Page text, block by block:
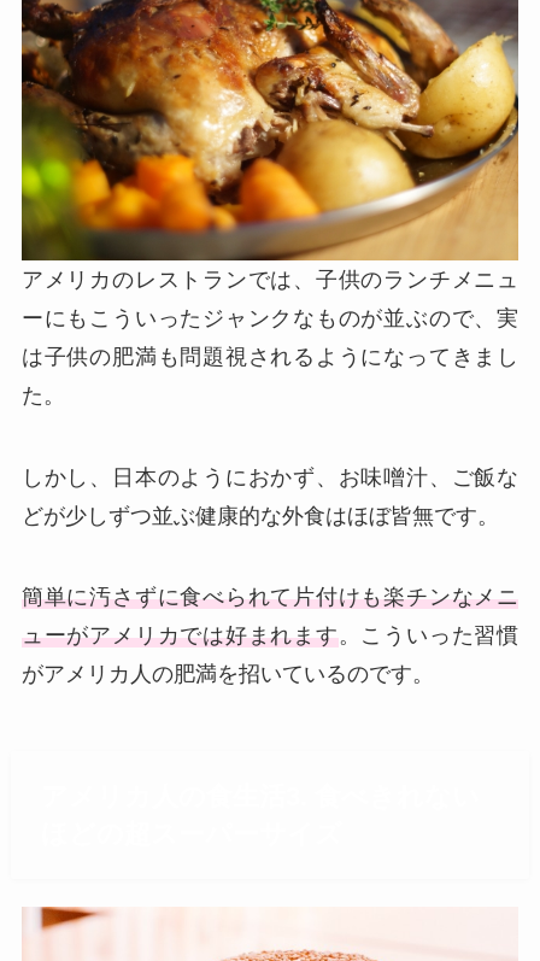
アメリカのレストランでは、子供のランチメニュ
ーにもこういったジャンクなものが並ぶので、実
は子供の肥満も問題視されるようになってきまし
た。
しかし、日本のようにおかず、お味噌汁、ご飯な
どが少しずつ並ぶ健康的な外食はほぼ皆無です。
簡単に汚さずに食べられて片付けも楽チンなメニ
ューがアメリカでは好まれます。こういった習慣
がアメリカ人の肥満を招いているのです。